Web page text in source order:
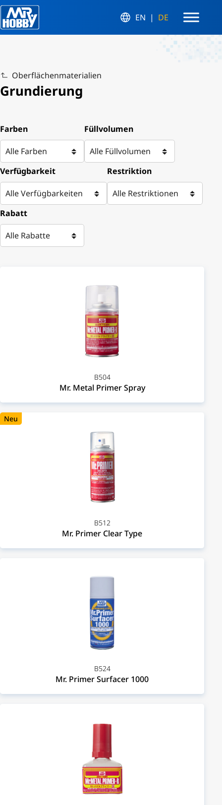
EN DE
Oberflächenmaterialien
Grundierung
Farben Füllvolumen
Verfügbarkeit Restriktion
Rabatt
B504
Mr. Metal Primer Spray
Neu
B512
Mr. Primer Clear Type
B524
Mr. Primer Surfacer 1000